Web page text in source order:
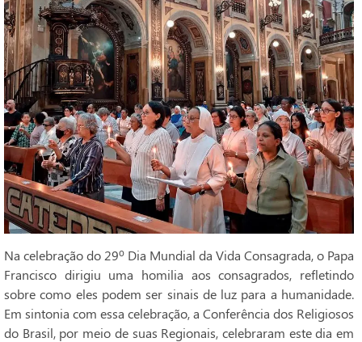
Na celebração do 29º Dia Mundial da Vida Consagrada, o Papa
Francisco dirigiu uma homilia aos consagrados, refletindo
sobre como eles podem ser sinais de luz para a humanidade.
Em sintonia com essa celebração, a Conferência dos Religiosos
do Brasil, por meio de suas Regionais, celebraram este dia em